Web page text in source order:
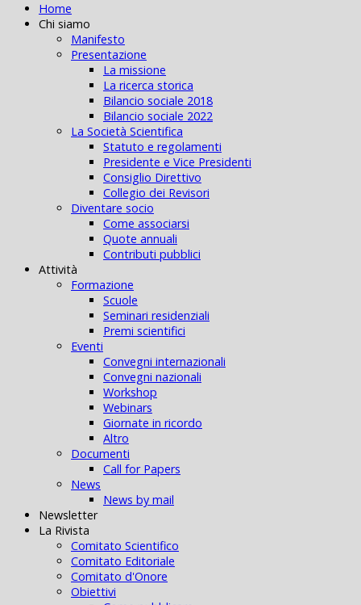
Home
Chi siamo
Manifesto
Presentazione
La missione
La ricerca storica
Bilancio sociale 2018
Bilancio sociale 2022
La Società Scientifica
Statuto e regolamenti
Presidente e Vice Presidenti
Consiglio Direttivo
Collegio dei Revisori
Diventare socio
Come associarsi
Quote annuali
Contributi pubblici
Attività
Formazione
Scuole
Seminari residenziali
Premi scientifici
Eventi
Convegni internazionali
Convegni nazionali
Workshop
Webinars
Giornate in ricordo
Altro
Documenti
Call for Papers
News
News by mail
Newsletter
La Rivista
Comitato Scientifico
Comitato Editoriale
Comitato d'Onore
Obiettivi